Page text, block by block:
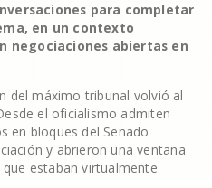
para completar
en un contexto
negociaciones abiertas en
del máximo tribunal volvió al
el oficialismo admiten
en bloques del Senado
y abrieron una ventana
estaban virtualmente